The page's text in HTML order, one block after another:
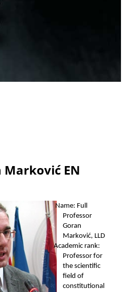
Marković EN
Name: Full
Professor
Goran
Marković, LLD
Academic rank:
Professor for
the scientific
field of
constitutional